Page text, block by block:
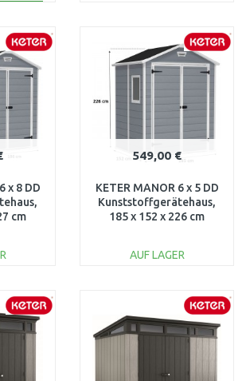
WARENKORB
Vergleichen
x 8 DD
cm
549,00 €
KETER MANOR 6 x 5 DD
Kunststoffgerätehaus,
185 x 152 x 226 cm
AUF LAGER
WARENKORB
Vergleichen